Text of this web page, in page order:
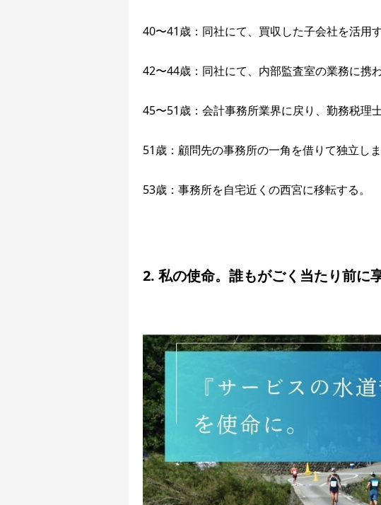
40〜41歳：同社にて、買収した子会社を活用
42〜44歳：同社にて、内部監査室の業務に携わ
45〜51歳：会計事務所業界に戻り、勤務税理
51歳：顧問先の事務所の一角を借りて独立しま
53歳：事務所を自宅近くの西宮に移転する。
2. 私の使命。誰もがごく当たり前に